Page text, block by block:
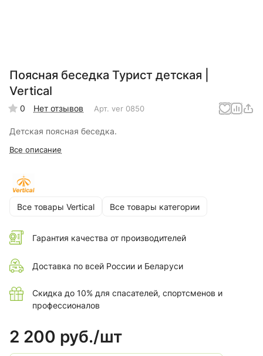
Поясная беседка Турист детская |
Vertical
0 Нет отзывов Арт. ver 0850
Детская поясная беседка.
Все описание
Все товары Vertical Все товары категории
Гарантия качества от производителей
Доставка по всей России и Беларуси
Скидка до 10% для спасателей, спортсменов и
профессионалов
2 200 руб./шт